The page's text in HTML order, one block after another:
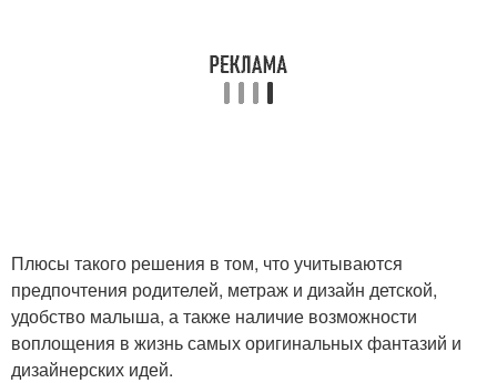
Плюсы такого решения в том, что учитываются
предпочтения родителей, метраж и дизайн детской,
удобство малыша, а также наличие возможности
воплощения в жизнь самых оригинальных фантазий и
дизайнерских идей.